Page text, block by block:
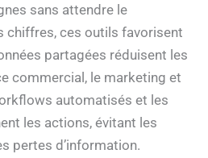
sans attendre le
chiffres, ces outils favorisent
partagées réduisent les
commercial, le marketing et
automatisés et les
les actions, évitant les
pertes d’information.